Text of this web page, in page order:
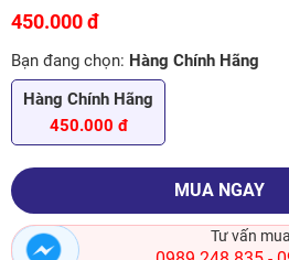
450.000 đ
Bạn đang chọn: Hàng Chính Hãng
Hàng Chính Hãng
450.000 đ
MUA NGAY
Tư vấn